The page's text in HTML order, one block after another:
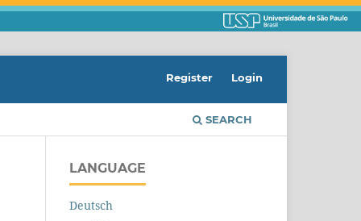
SEARCH
Register Login
LANGUAGE
Deutsch